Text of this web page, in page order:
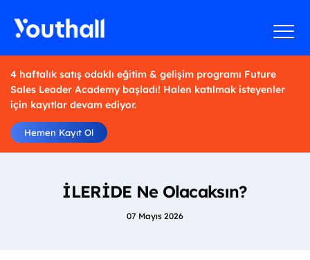
4 haftalık satış odaklı eğitim & gelişim programı Future
Sales Leader Academy başladı! Halen katılmak isteyenler
için kayıtlar devam ediyor.
Hemen Kayıt Ol
İLERİDE Ne Olacaksın?
07 Mayıs 2026